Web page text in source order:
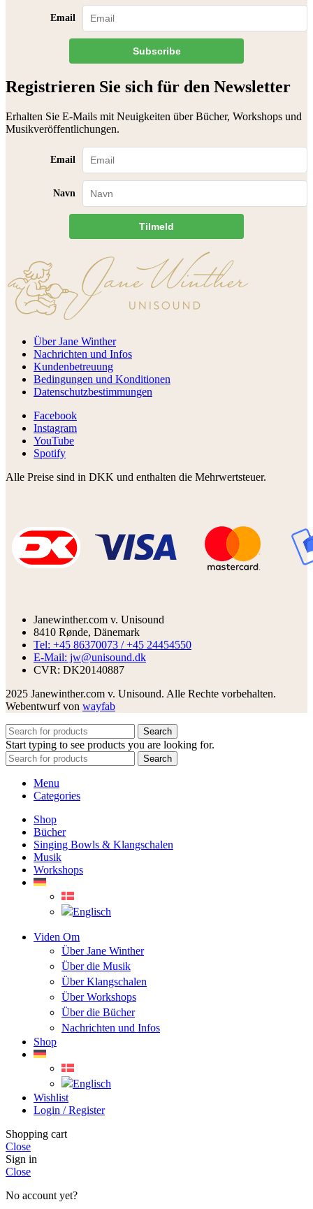
Email
Subscribe
Registrieren Sie sich für den Newsletter
Erhalten Sie E-Mails mit Neuigkeiten über Bücher, Workshops und
Musikveröffentlichungen.
Email
Navn
Tilmeld
Über Jane Winther
Nachrichten und Infos
Kundenbetreuung
Bedingungen und Konditionen
Datenschutzbestimmungen
Facebook
Instagram
YouTube
Spotify
Alle Preise sind in DKK und enthalten die Mehrwertsteuer.
Janewinther.com v. Unisound
8410 Rønde, Dänemark
Tel: +45 86370073 / +45 24454550
E-Mail: jw@unisound.dk
CVR: DK20140887
2025 Janewinther.com v. Unisound. Alle Rechte vorbehalten.
Webentwurf von wayfab
Search
Start typing to see products you are looking for.
Search
Menu
Categories
Shop
Bücher
Singing Bowls & Klangschalen
Musik
Workshops
Viden Om
Über Jane Winther
Über die Musik
Über Klangschalen
Über Workshops
Über die Bücher
Nachrichten und Infos
Shop
Wishlist
Login / Register
Shopping cart
Close
Sign in
Close
No account yet?